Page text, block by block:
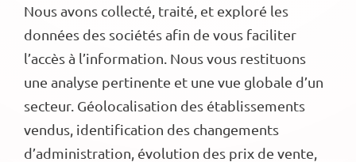
Nous avons collecté, traité, et exploré les
données des sociétés afin de vous faciliter
l’accès à l’information. Nous vous restituons
une analyse pertinente et une vue globale d’un
secteur. Géolocalisation des établissements
vendus, identification des changements
d’administration, évolution des prix de vente,